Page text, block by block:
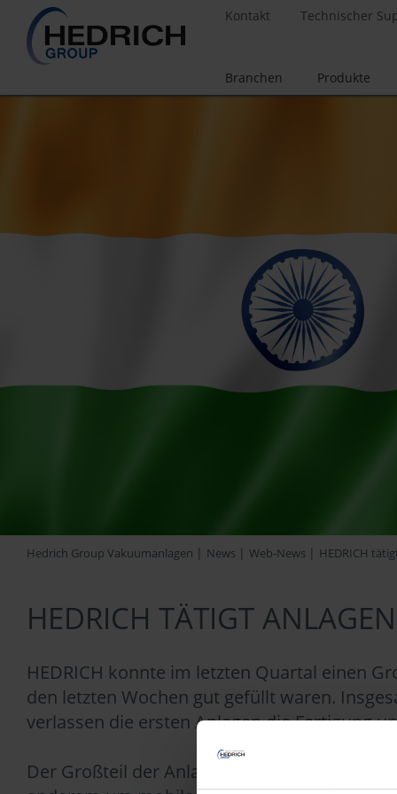
Kontakt Technischer
Branchen Produkte
Hedrich Group Vakuumanlagen | News | Web-News | HEDRICH
HEDRICH TÄTIGT
HEDRICH konnte im letzten Quartal einen
den letzten Wochen gut gefüllt waren.
verlassen die ersten Anlagen die Fertigung
Der Großteil der Anlagen arbeitet nach dem